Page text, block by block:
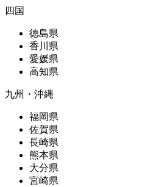
四国
徳島県
香川県
愛媛県
高知県
九州・沖縄
福岡県
佐賀県
長崎県
熊本県
大分県
宮崎県